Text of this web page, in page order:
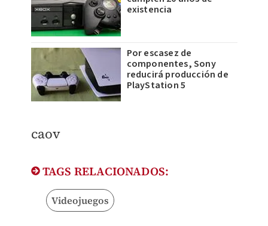
existencia
Por escasez de
componentes, Sony
reducirá producción de
PlayStation 5
​caov
TAGS RELACIONADOS:
Videojuegos